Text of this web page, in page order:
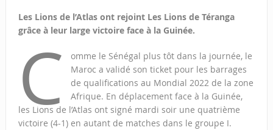
Les Lions de l’Atlas ont rejoint Les Lions de Téranga
grâce à leur large victoire face à la Guinée.
C
omme le Sénégal plus tôt dans la journée, le
Maroc a validé son ticket pour les barrages
de qualifications au Mondial 2022 de la zone
Afrique. En déplacement face à la Guinée,
les Lions de l’Atlas ont signé mardi soir une quatrième
victoire (4-1) en autant de matches dans le groupe I.